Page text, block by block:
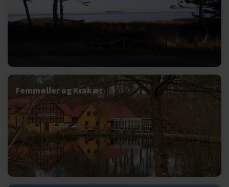
Femmøller og Krakær